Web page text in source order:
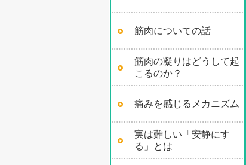
筋肉についての話
筋肉の凝りはどうして起
こるのか？
痛みを感じるメカニズム
実は難しい「安静にす
る」とは